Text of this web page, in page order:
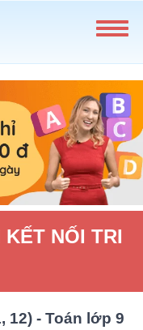
NỐI TRI
12) - Toán lớp 9